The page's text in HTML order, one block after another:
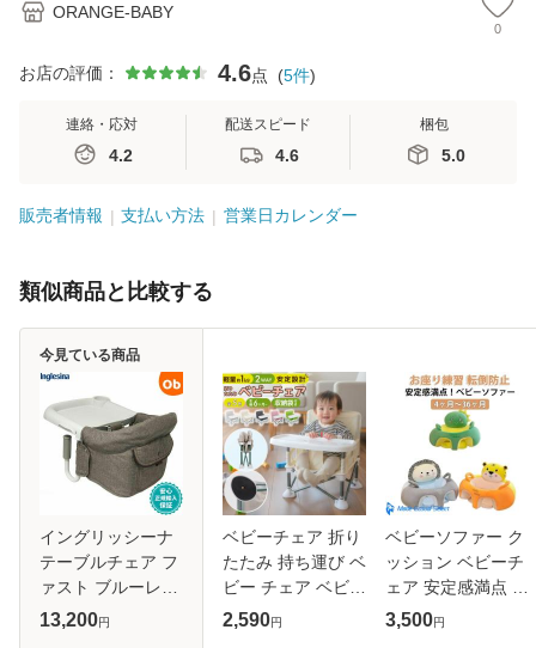
ORANGE-BABY
0
お店の評価： 4.6点 (5件)
連絡・応対
4.2
配送スピード
4.6
梱包
5.0
販売者情報 支払い方法 営業日カレンダー
類似商品と比較する
イングリッシーナ
テーブルチェア フ
ァスト ブルーレー
ベル(トレー付) デ
13,200円
今見ている商品
ベビーチェア 折り
たたみ 持ち運び ベ
ビー チェア ベビー
椅子 ローチェア 赤
2,590円
ベビーソファー ク
ッション ベビーチ
ェア 安定感満点 ベ
ビーソファー ぬい
3,500円